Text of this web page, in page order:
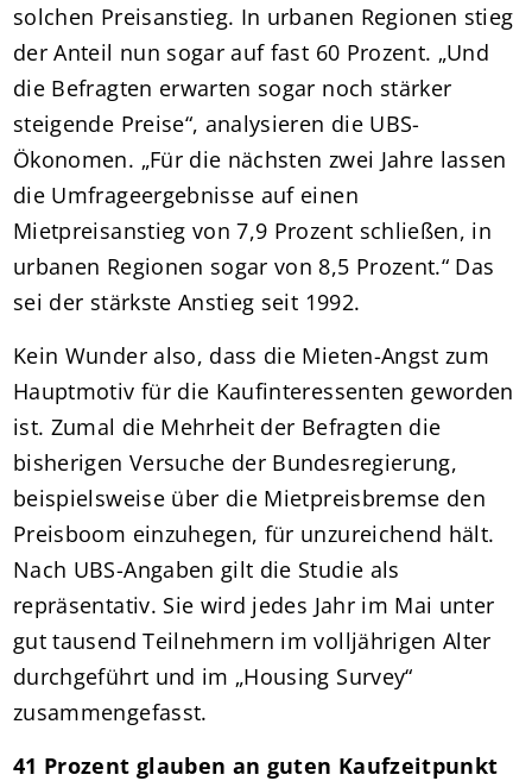
solchen Preisanstieg. In urbanen Regionen stieg
der Anteil nun sogar auf fast 60 Prozent. „Und
die Befragten erwarten sogar noch stärker
steigende Preise“, analysieren die UBS-
Ökonomen. „Für die nächsten zwei Jahre lassen
die Umfrageergebnisse auf einen
Mietpreisanstieg von 7,9 Prozent schließen, in
urbanen Regionen sogar von 8,5 Prozent.“ Das
sei der stärkste Anstieg seit 1992.
Kein Wunder also, dass die Mieten-Angst zum
Hauptmotiv für die Kaufinteressenten geworden
ist. Zumal die Mehrheit der Befragten die
bisherigen Versuche der Bundesregierung,
beispielsweise über die Mietpreisbremse den
Preisboom einzuhegen, für unzureichend hält.
Nach UBS-Angaben gilt die Studie als
repräsentativ. Sie wird jedes Jahr im Mai unter
gut tausend Teilnehmern im volljährigen Alter
durchgeführt und im „Housing Survey“
zusammengefasst.
41 Prozent glauben an guten Kaufzeitpunkt